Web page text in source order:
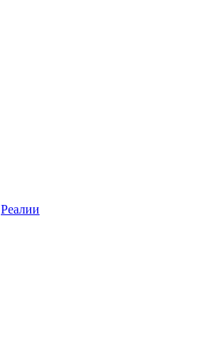
Реалии